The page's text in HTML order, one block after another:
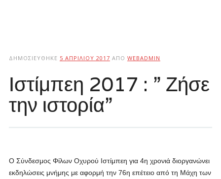
ΔΗΜΟΣΙΕΎΘΗΚΕ 5 ΑΠΡΙΛΊΟΥ 2017 ΑΠΌ WEBADMIN
Ιστίμπεη 2017 : ” Ζήσε
την ιστορία”
Ο Σύνδεσμος Φίλων Οχυρού Ιστίμπεη για 4η χρονιά διοργανώνει
εκδηλώσεις μνήμης με αφορμή την 76η επέτειο από τη Μάχη των